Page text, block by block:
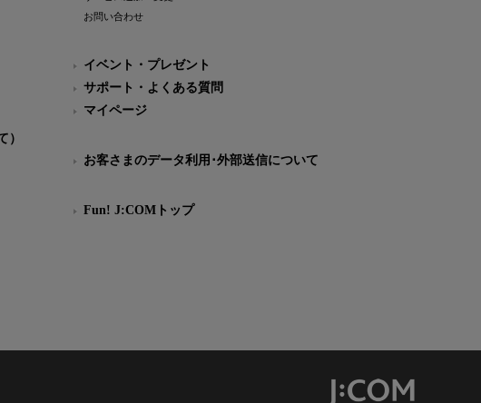
）
お問い合わせ
イベント・プレゼント
サポート・よくある質問
マイページ
お客さまのデータ利用･外部送信について
Fun! J:COMトップ